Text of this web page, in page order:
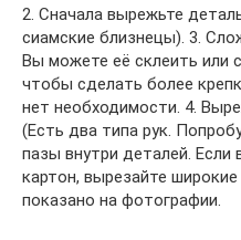
2. Сначала вырежьте
сиамские близнецы). 3.
Вы можете её склеить или
чтобы сделать более
нет необходимости. 4.
(Есть два типа рук.
пазы внутри деталей. Если
картон, вырезайте
показано на фотографии.